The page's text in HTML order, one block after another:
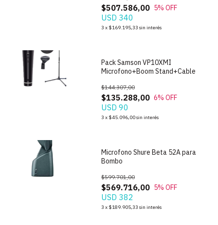
$507.586,00 5% OFF
USD 340
3 x $169.195,33 sin interés
Pack Samson VP10XMI
Microfono+Boom Stand+Cable
$135.288,00
$144.307,00
6% OFF
USD 90
3 x $45.096,00sin interés
Microfono Shure Beta 52A para
Bombo
$569.716,00
$599.701,00
5% OFF
USD 382
3 x $189.905,33 sin interés